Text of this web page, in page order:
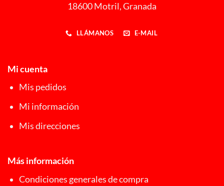
18600 Motril, Granada
LLÁMANOS E-MAIL
Mi cuenta
Mis pedidos
Mi información
Mis direcciones
Más información
Condiciones generales de compra